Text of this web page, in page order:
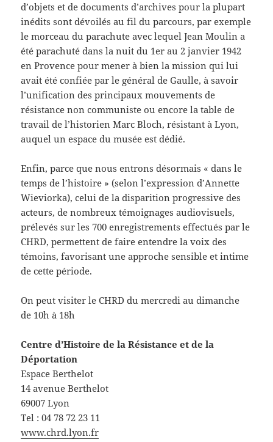
d’objets et de documents d’archives pour la plupart
inédits sont dévoilés au fil du parcours, par exemple
le morceau du parachute avec lequel Jean Moulin a
été parachuté dans la nuit du 1er au 2 janvier 1942
en Provence pour mener à bien la mission qui lui
avait été confiée par le général de Gaulle, à savoir
l’unification des principaux mouvements de
résistance non communiste ou encore la table de
travail de l’historien Marc Bloch, résistant à Lyon,
auquel un espace du musée est dédié.
Enfin, parce que nous entrons désormais « dans le
temps de l’histoire » (selon l’expression d’Annette
Wieviorka), celui de la disparition progressive des
acteurs, de nombreux témoignages audiovisuels,
prélevés sur les 700 enregistrements effectués par le
CHRD, permettent de faire entendre la voix des
témoins, favorisant une approche sensible et intime
de cette période.
On peut visiter le CHRD du mercredi au dimanche
de 10h à 18h
Centre d’Histoire de la Résistance et de la
Déportation
Espace Berthelot
14 avenue Berthelot
69007 Lyon
Tel : 04 78 72 23 11
www.chrd.lyon.fr